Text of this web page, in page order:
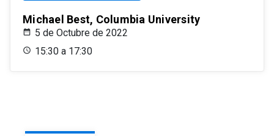
Michael Best, Columbia University
5 de Octubre de 2022
15:30 a 17:30